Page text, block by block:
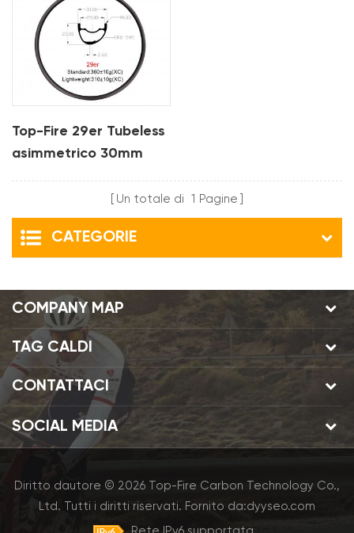
Top-Fire 29er Tubeless
asimmetrico 30mm
Profondità Cerchio in
carbonio Mtb per XC
Un totale di 1 Pagine
CATEGORIE
COMPANY MAP
TAG CALDI
CONTATTACI
SOCIAL MEDIA
Diritto dautore © 2026 Top-Fire Carbon Technology Co.,
Ltd. Tutti i diritti riservati. Fornito da:dyyseo.com